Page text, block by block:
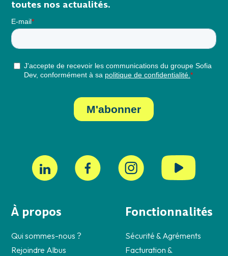
À propos
Qui sommes-nous ?
Rejoindre Albus
Fonctionnalités
Sécurité & Agréments
Facturation &
toutes nos actualités.